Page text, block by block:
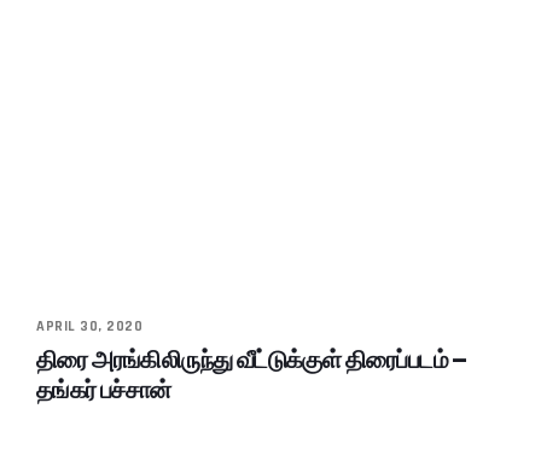
APRIL 30, 2020
திரை அரங்கிலிருந்து வீட்டுக்குள் திரைப்படம் –
தங்கர் பச்சான்